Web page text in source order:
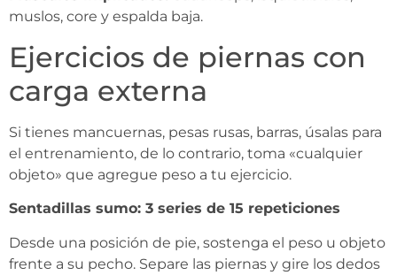
muslos, core y espalda baja.
Ejercicios de piernas con
carga externa
Si tienes mancuernas, pesas rusas, barras, úsalas para
el entrenamiento, de lo contrario, toma «cualquier
objeto» que agregue peso a tu ejercicio.
Sentadillas sumo: 3 series de 15 repeticiones
Desde una posición de pie, sostenga el peso u objeto
frente a su pecho. Separe las piernas y gire los dedos